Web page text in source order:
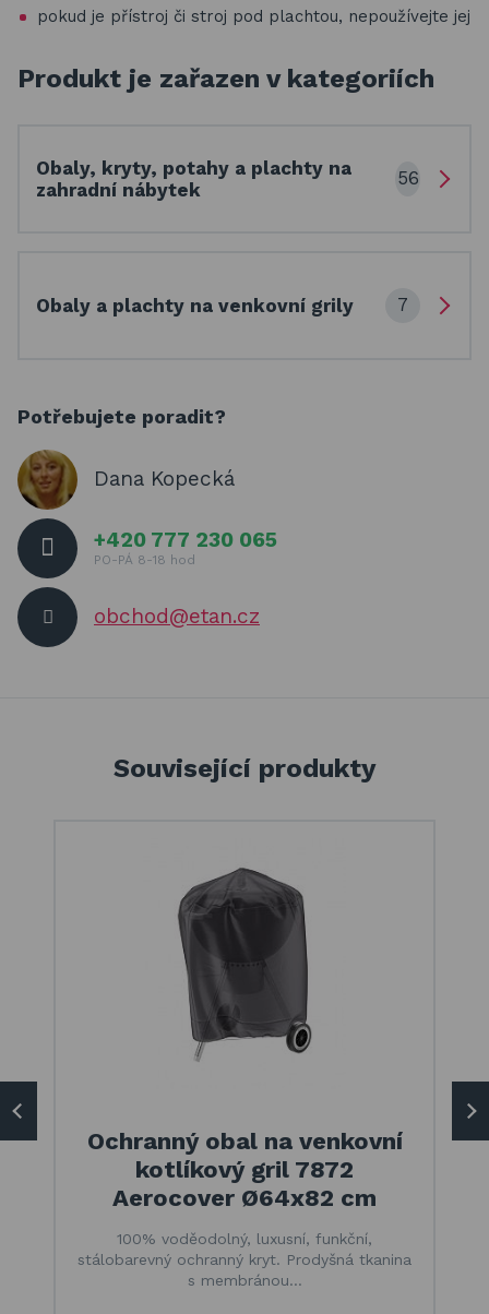
pokud je přístroj či stroj pod plachtou, nepoužívejte jej
Produkt je zařazen v kategoriích
Obaly, kryty, potahy a plachty na
zahradní nábytek
56
Obaly a plachty na venkovní grily 7
Potřebujete poradit?
Dana Kopecká
+420 777 230 065
PO-PÁ 8-18 hod
obchod@etan.cz
Související produkty
Ochranný obal na venkovní
kotlíkový gril 7872
Aerocover Ø64x82 cm
100% voděodolný, luxusní, funkční,
stálobarevný ochranný kryt. Prodyšná tkanina
s membránou…